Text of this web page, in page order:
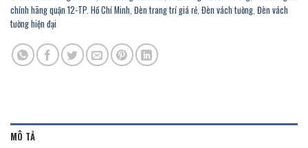
chính hãng quận 12-TP. Hồ Chí Minh, Đèn trang trí giá rẻ, Đèn vách tường, Đèn vách
tường hiện đại
MÔ TẢ